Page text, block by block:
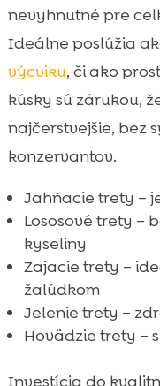
nevyhnutné pre
Ideálne poslúžia
výcviku, či ako
kúsky sú zárukou,
najčerstvejšie, bez
konzervantov.
Jahňacie trety –
Lososové trety –
kyseliny
Zajacie trety –
žalúdkom
Jelenie trety –
Hovädzie trety –
Investícia do